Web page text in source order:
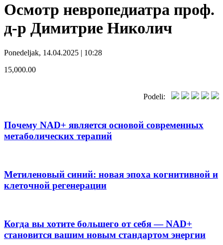
Осмотр невропедиатра проф.
д-р Димитрие Николич
Ponedeljak, 14.04.2025 | 10:28
15,000.00
Podeli:
Почему NAD+ является основой современных
метаболических терапий
Метиленовый синий: новая эпоха когнитивной и
клеточной регенерации
Когда вы хотите большего от себя — NAD+
становится вашим новым стандартом энергии